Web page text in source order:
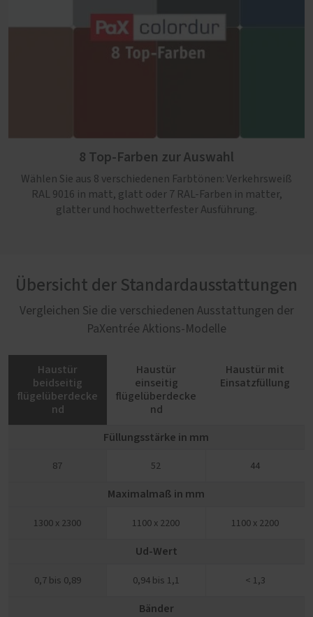
8 Top-Farben zur Auswahl
Wählen Sie aus 8 verschiedenen Farbtönen: Verkehrsweiß
RAL 9016 in matt, glatt oder 7 RAL-Farben in matter,
glatter und hochwetterfester Ausführung.
Übersicht der Standardausstattungen
Vergleichen Sie die verschiedenen Ausstattungen der
PaXentrée Aktions-Modelle
Haustür
beidseitig
flügelüberdecke
nd
Haustür
einseitig
flügelüberdecke
nd
Haustür mit
Einsatzfüllung
Füllungsstärke in mm
87 52 44
Maximalmaß in mm
1300 x 2300 1100 x 2200 1100 x 2200
Ud-Wert
0,7 bis 0,89 0,94 bis 1,1 < 1,3
Bänder